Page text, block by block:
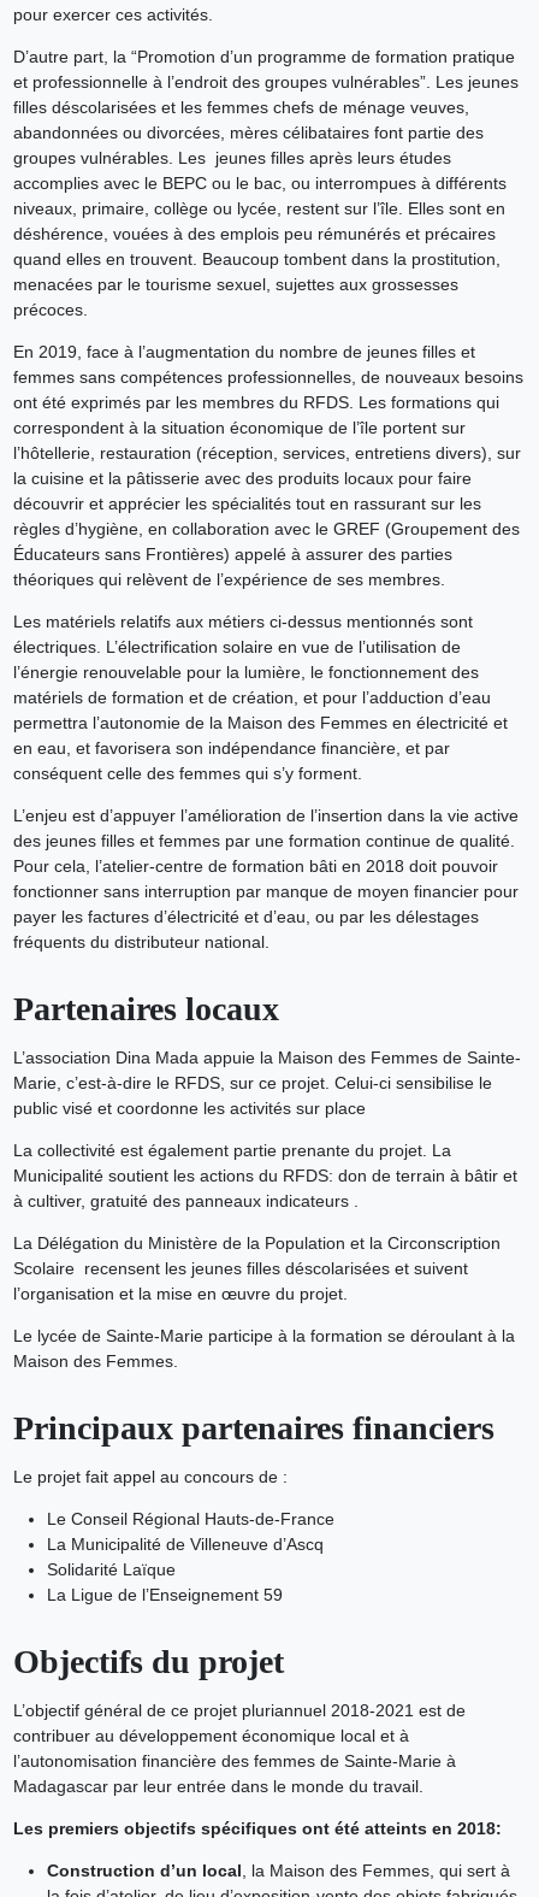
pour exercer ces activités.
D’autre part, la “Promotion d’un programme de formation pratique
et professionnelle à l’endroit des groupes vulnérables”. Les jeunes
filles déscolarisées et les femmes chefs de ménage veuves,
abandonnées ou divorcées, mères célibataires font partie des
groupes vulnérables. Les jeunes filles après leurs études
accomplies avec le BEPC ou le bac, ou interrompues à différents
niveaux, primaire, collège ou lycée, restent sur l’île. Elles sont en
déshérence, vouées à des emplois peu rémunérés et précaires
quand elles en trouvent. Beaucoup tombent dans la prostitution,
menacées par le tourisme sexuel, sujettes aux grossesses
précoces.
En 2019, face à l’augmentation du nombre de jeunes filles et
femmes sans compétences professionnelles, de nouveaux besoins
ont été exprimés par les membres du RFDS. Les formations qui
correspondent à la situation économique de l’île portent sur
l’hôtellerie, restauration (réception, services, entretiens divers), sur
la cuisine et la pâtisserie avec des produits locaux pour faire
découvrir et apprécier les spécialités tout en rassurant sur les
règles d’hygiène, en collaboration avec le GREF (Groupement des
Éducateurs sans Frontières) appelé à assurer des parties
théoriques qui relèvent de l’expérience de ses membres.
Les matériels relatifs aux métiers ci-dessus mentionnés sont
électriques. L’électrification solaire en vue de l’utilisation de
l’énergie renouvelable pour la lumière, le fonctionnement des
matériels de formation et de création, et pour l’adduction d’eau
permettra l’autonomie de la Maison des Femmes en électricité et
en eau, et favorisera son indépendance financière, et par
conséquent celle des femmes qui s’y forment.
L’enjeu est d’appuyer l’amélioration de l’insertion dans la vie active
des jeunes filles et femmes par une formation continue de qualité.
Pour cela, l’atelier-centre de formation bâti en 2018 doit pouvoir
fonctionner sans interruption par manque de moyen financier pour
payer les factures d’électricité et d’eau, ou par les délestages
fréquents du distributeur national.
Partenaires locaux
L’association Dina Mada appuie la Maison des Femmes de Sainte-
Marie, c’est-à-dire le RFDS, sur ce projet. Celui-ci sensibilise le
public visé et coordonne les activités sur place
La collectivité est également partie prenante du projet. La
Municipalité soutient les actions du RFDS: don de terrain à bâtir et
à cultiver, gratuité des panneaux indicateurs .
La Délégation du Ministère de la Population et la Circonscription
Scolaire recensent les jeunes filles déscolarisées et suivent
l’organisation et la mise en œuvre du projet.
Le lycée de Sainte-Marie participe à la formation se déroulant à la
Maison des Femmes.
Principaux partenaires financiers
Le projet fait appel au concours de :
Le Conseil Régional Hauts-de-France
La Municipalité de Villeneuve d’Ascq
Solidarité Laïque
La Ligue de l’Enseignement 59
Objectifs du projet
L’objectif général de ce projet pluriannuel 2018-2021 est de
contribuer au développement économique local et à
l’autonomisation financière des femmes de Sainte-Marie à
Madagascar par leur entrée dans le monde du travail.
Les premiers objectifs spécifiques ont été atteints en 2018:
Construction d’un local , la Maison des Femmes, qui sert à